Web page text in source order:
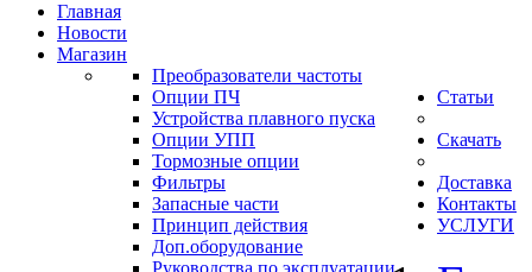
Главная
Новости
Магазин
Преобразователи частоты
Опции ПЧ
Устройства плавного пуска
Опции УПП
Тормозные опции
Фильтры
Запасные части
Статьи
Принцип действия
Доп.оборудование
Скачать
Руководства по эксплуатации
Доставка
Контакты
УСЛУГИ